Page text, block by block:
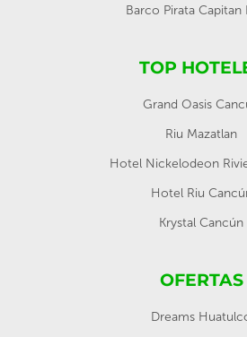
Barco Pirata Capitan
TOP
Grand Oasis
Riu Mazatlan
Hotel Nickelodeon
Hotel Riu
Krystal Cancún
OFERTAS
Dreams